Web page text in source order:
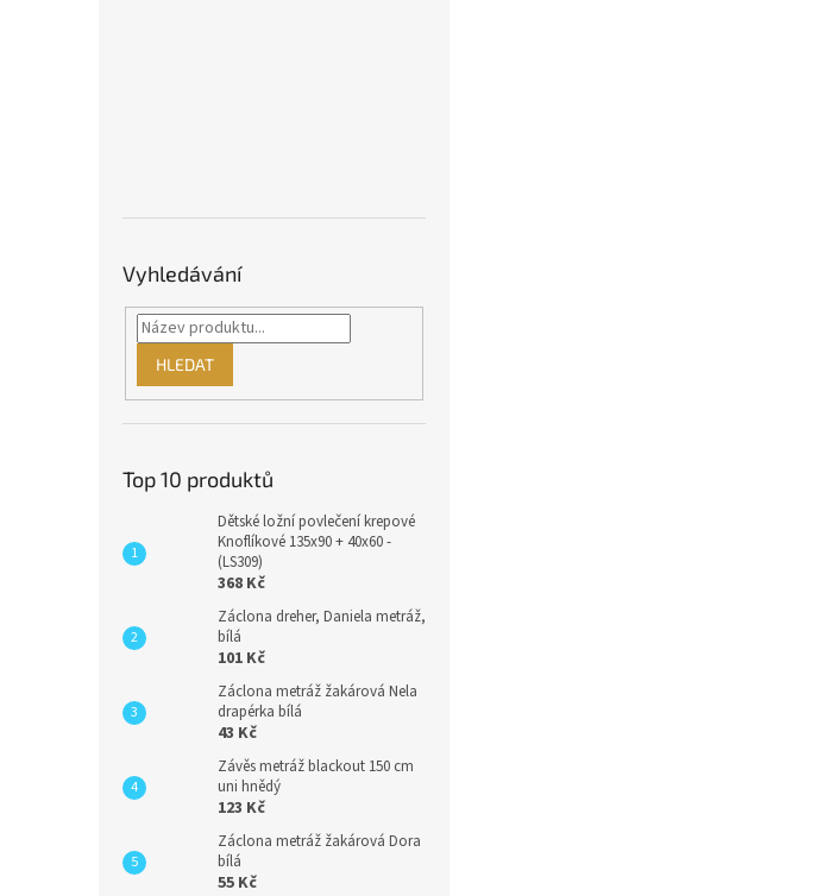
Vyhledávání
HLEDAT
Top 10 produktů
Dětské ložní povlečení krepové
Knoflíkové 135x90 + 40x60 -
(LS309)
368 Kč
Záclona dreher, Daniela metráž,
bílá
101 Kč
Záclona metráž žakárová Nela
drapérka bílá
43 Kč
Závěs metráž blackout 150 cm
uni hnědý
123 Kč
Záclona metráž žakárová Dora
bílá
55 Kč